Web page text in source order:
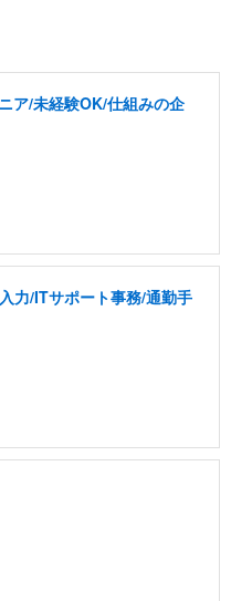
ア/未経験OK/仕組みの企
力/ITサポート事務/通勤手